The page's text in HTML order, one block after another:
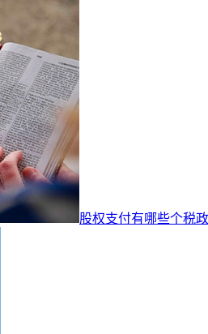
股权支付有哪些个税